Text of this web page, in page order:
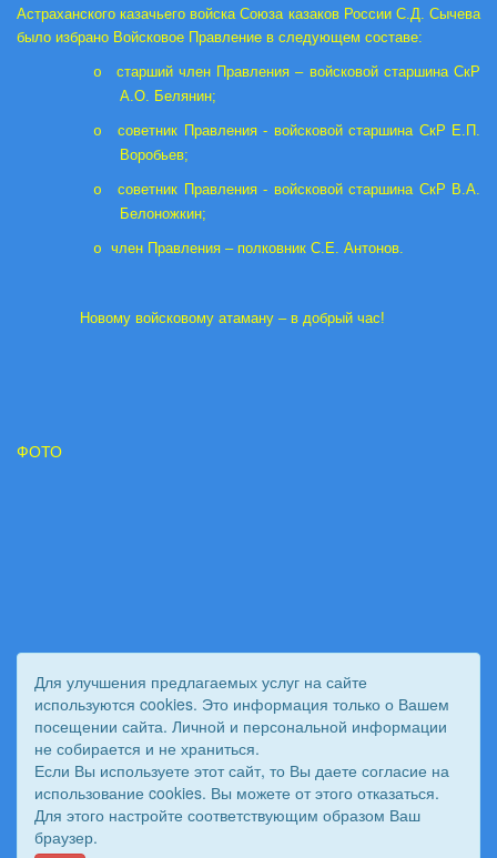
Астраханского казачьего войска Союза казаков России С.Д. Сычева
было избрано Войсковое Правление в следующем составе:
o
старший член Правления – войсковой старшина СкР
А.О. Белянин;
o
советник Правления - войсковой старшина СкР Е.П.
Воробьев;
o
советник Правления - войсковой старшина СкР В.А.
Белоножкин;
o член Правления – полковник С.Е. Антонов.
Новому войсковому атаману – в добрый час!
ФОТО
© 2011 - 2026 Вестник Астраханского казачьего войска. Все
права защищены.
Для улучшения предлагаемых услуг на сайте
используются cookies. Это информация только о Вашем
посещении сайта. Личной и персональной информации
не собирается и не храниться.
Если Вы используете этот сайт, то Вы даете согласие на
использование cookies. Вы можете от этого отказаться.
Для этого настройте соответствующим образом Ваш
браузер.